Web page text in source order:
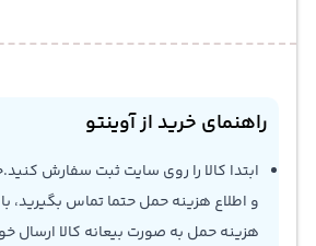
راهنمای خرید از آوینتو
ابتدا کالا را روی سایت ثبت سفارش
و اطلاع هزینه حمل حتما تماس بگیرید،
هزینه حمل به صورت بیعانه کالا ارسال